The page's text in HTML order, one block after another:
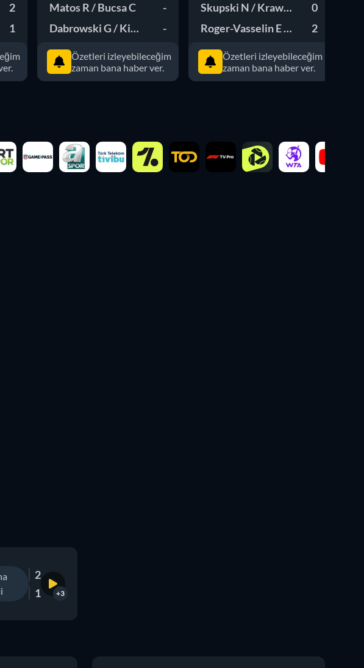
2
A
1
Matos R / Bucsa C
-
Dabrowski G / King E
-
Özetleri izleyebileceğim
zaman bana haber ver.
Skupski N / Krawczyk D0
Roger-Vasselin E / Siegemund L
2
Özetleri izleyebileceğim
zaman bana haber ver.
2
1
+3